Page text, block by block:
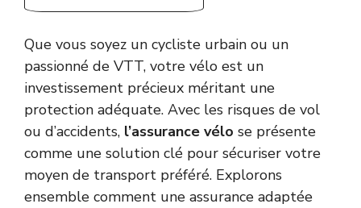
Que vous soyez un cycliste urbain ou un
passionné de VTT, votre vélo est un
investissement précieux méritant une
protection adéquate. Avec les risques de vol
ou d’accidents, l’assurance vélo se présente
comme une solution clé pour sécuriser votre
moyen de transport préféré. Explorons
ensemble comment une assurance adaptée